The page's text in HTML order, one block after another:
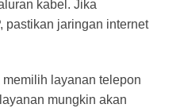
kabel. Jika
pastikan jaringan internet
memilih layanan telepon
mungkin akan